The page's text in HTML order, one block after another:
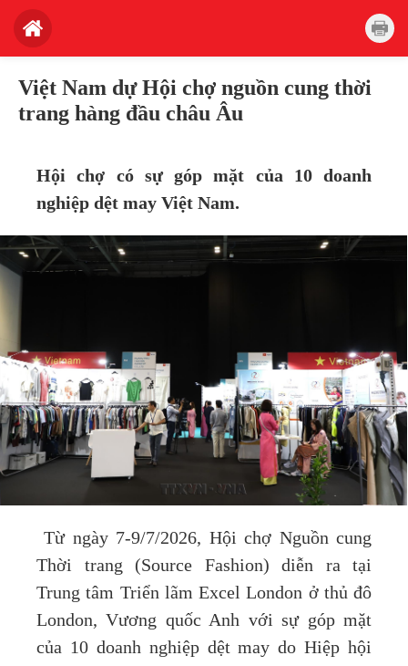
Việt Nam dự Hội chợ nguồn cung thời
trang hàng đầu châu Âu
Hội chợ có sự góp mặt của 10 doanh
nghiệp dệt may Việt Nam.
Từ ngày 7-9/7/2026, Hội chợ Nguồn cung
Thời trang (Source Fashion) diễn ra tại
Trung tâm Triển lãm Excel London ở thủ đô
London, Vương quốc Anh với sự góp mặt
của 10 doanh nghiệp dệt may do Hiệp hội